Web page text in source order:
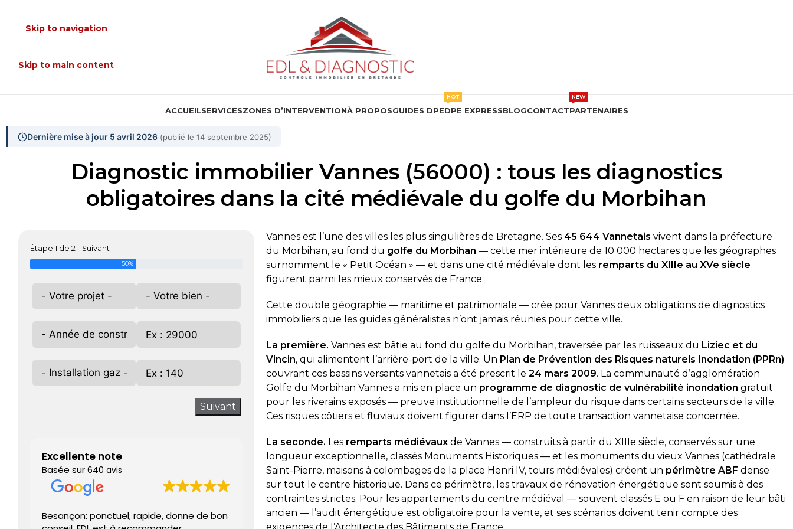
Skip to navigation
Skip to main content
ACCUEILSERVICESZONES D’INTERVENTIONÀ PROPOSGUIDES DPEDPE EXPRESS
HOT
BLOGCONTACTPARTENAIRES
NEW
Dernière mise à jour 5 avril 2026 (publié le 14 septembre 2025)
Diagnostic immobilier Vannes (56000) : tous les diagnostics
obligatoires dans la cité médiévale du golfe du Morbihan
Étape 1 de 2 - Suivant
50%
Suivant
Excellente note
Basée sur 640 avis
Besançon: ponctuel, rapide, donne de bon
Très satisfait de la prestation.
Diagnostic DPE réalisé ce jour. Le technicien
Top délai court, super
Vannes est l’une des villes les plus singulières de Bretagne. Ses 45 644 Vannetais vivent dans la préfecture
du Morbihan, au fond du golfe du Morbihan — cette mer intérieure de 10 000 hectares que les géographes
surnomment le « Petit Océan » — et dans une cité médiévale dont les remparts du XIIIe au XVe siècle
figurent parmi les mieux conservés de France.
Cette double géographie — maritime et patrimoniale — crée pour Vannes deux obligations de diagnostics
immobiliers que les guides généralistes n’ont jamais réunies pour cette ville.
La première. Vannes est bâtie au fond du golfe du Morbihan, traversée par les ruisseaux du Liziec et du
Vincin, qui alimentent l’arrière-port de la ville. Un Plan de Prévention des Risques naturels Inondation (PPRn)
couvrant ces bassins versants vannetais a été prescrit le24 mars 2009. La communauté d’agglomération
Golfe du Morbihan Vannes a mis en place un programme de diagnostic de vulnérabilité inondation gratuit
pour les riverains exposés — preuve institutionnelle de l’ampleur du risque dans certains secteurs de la ville.
Ces risques côtiers et fluviaux doivent figurer dans l’ERP de toute transaction vannetaise concernée.
La seconde. Les remparts médiévaux de Vannes — construits à partir du XIIIe siècle, conservés sur une
longueur exceptionnelle, classés Monuments Historiques — et les monuments du vieux Vannes (cathédrale
Saint-Pierre, maisons à colombages de la place Henri IV, tours médiévales) créent un périmètre ABF dense
sur tout le centre historique. Dans ce périmètre, les travaux de rénovation énergétique sont soumis à des
contraintes strictes. Pour les appartements du centre médiéval — souvent classés E ou F en raison de leur bâti
ancien — l’audit énergétique est obligatoire pour la vente, et ses scénarios doivent tenir compte des